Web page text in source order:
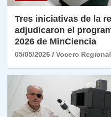
Tres iniciativas de la
adjudicaron el
2026 de MinCiencia
05/05/2026 Vocero Regional